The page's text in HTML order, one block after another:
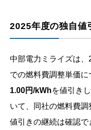
2025年度の独自値
中部電力ミライズは
での燃料費調整単価
1.00円/kWhを値引き
いて、同社の燃料費
値引きの継続は確認